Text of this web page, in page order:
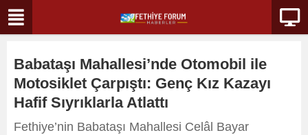
Babataşı Mahallesi’nde Otomobil ile
Motosiklet Çarpıştı: Genç Kız Kazayı
Hafif Sıyrıklarla Atlattı
Fethiye’nin Babataşı Mahallesi Celâl Bayar